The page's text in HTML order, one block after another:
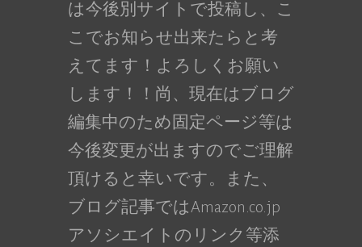
は今後別サイトで投稿し、こ
こでお知らせ出来たらと考
えてます！よろしくお願い
します！！尚、現在はブログ
編集中のため固定ページ等は
今後変更が出ますのでご理解
頂けると幸いです。また、
ブログ記事ではAmazon.co.jp
アソシエイトのリンク等添